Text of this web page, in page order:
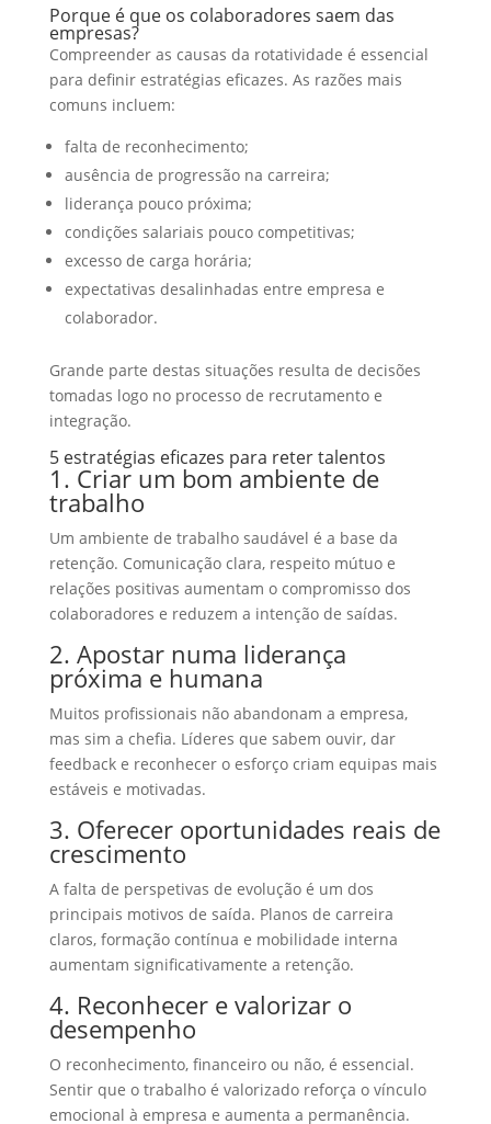
Porque é que os colaboradores saem das
empresas?
Compreender as causas da rotatividade é essencial
para definir estratégias eficazes. As razões mais
comuns incluem:
falta de reconhecimento;
ausência de progressão na carreira;
liderança pouco próxima;
condições salariais pouco competitivas;
excesso de carga horária;
expectativas desalinhadas entre empresa e
colaborador.
Grande parte destas situações resulta de decisões
tomadas logo no processo de recrutamento e
integração.
5 estratégias eficazes para reter talentos
1. Criar um bom ambiente de
trabalho
Um ambiente de trabalho saudável é a base da
retenção. Comunicação clara, respeito mútuo e
relações positivas aumentam o compromisso dos
colaboradores e reduzem a intenção de saídas.
2. Apostar numa liderança
próxima e humana
Muitos profissionais não abandonam a empresa,
mas sim a chefia. Líderes que sabem ouvir, dar
feedback e reconhecer o esforço criam equipas mais
estáveis e motivadas.
3. Oferecer oportunidades reais de
crescimento
A falta de perspetivas de evolução é um dos
principais motivos de saída. Planos de carreira
claros, formação contínua e mobilidade interna
aumentam significativamente a retenção.
4. Reconhecer e valorizar o
desempenho
O reconhecimento, financeiro ou não, é essencial.
Sentir que o trabalho é valorizado reforça o vínculo
emocional à empresa e aumenta a permanência.